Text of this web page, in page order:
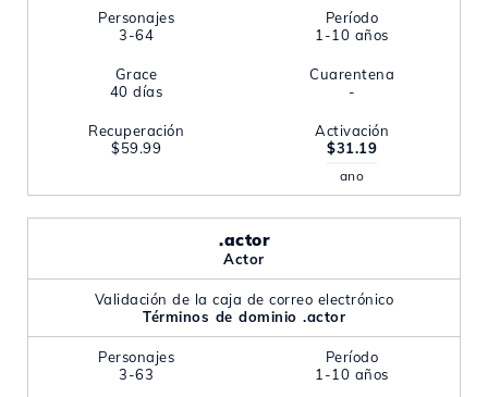
Personajes
3-64
Período
1-10 años
Grace
40 días
Cuarentena
-
Recuperación
$59.99
Activación
$31.19
ano
.actor
Actor
Validación de la caja de correo electrónico
Términos de dominio .actor
Personajes
3-63
Período
1-10 años